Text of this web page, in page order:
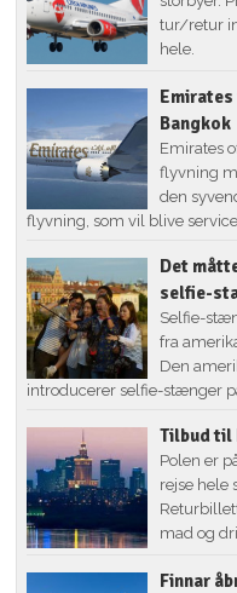
tur/retur
hele.
Bangkok
Emirates
flyvning
den
flyvning, som vil blive
Det
selfie-
Selfie-
fra
Den
introducerer selfie-stænger
Tilbud til
Polen er
rejse hele
mad og
Finnar